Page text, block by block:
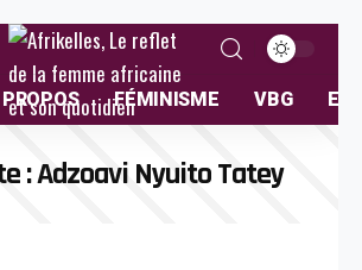
FÉMINISME VBG
:Adzoavi Nyuito Tatey